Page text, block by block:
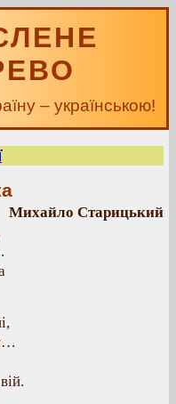
– українською!
Михайло Старицький